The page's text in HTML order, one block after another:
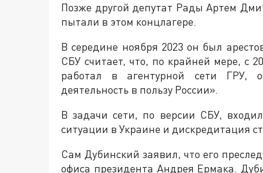
Позже другой депутат Рады Артем
пытали в этом концлагере.
В середине ноября 2023 он был
СБУ считает, что, по крайней мере, с
работал в агентурной сети ГРУ,
деятельность в пользу России».
В задачи сети, по версии СБУ,
ситуации в Украине и дискредитация
Сам Дубинский заявил, что его
офиса президента Андрея Ермака.